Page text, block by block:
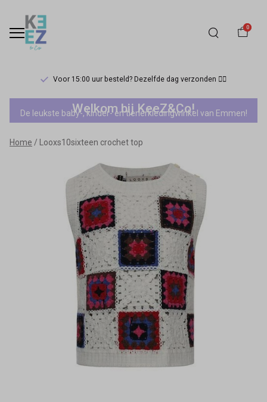
0
Voor 15:00 uur besteld? Dezelfde dag verzonden 🏃‍♀️
Looxs10sixteen
crochet
top
Keez&Co
Welkom bij KeeZ&Co!
De leukste baby-, kinder- en tienerkledingwinkel van Emmen!
Home Looxs10sixteen crochet top